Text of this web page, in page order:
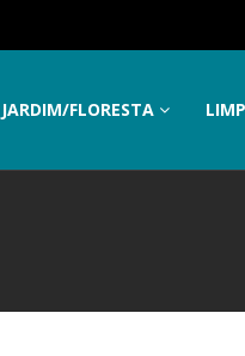
JARDIM/FLORESTA